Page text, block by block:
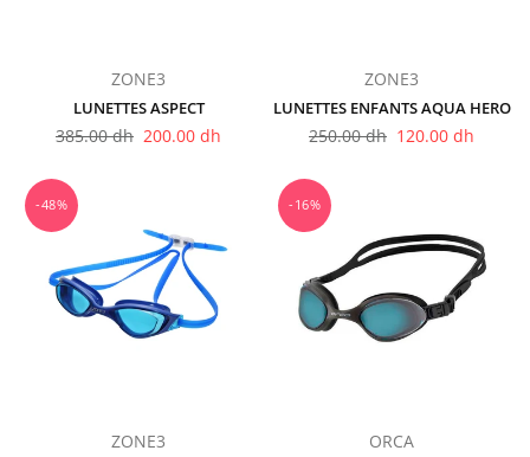
ZONE3
LUNETTES ASPECT
Prix
385.00 dh 200.00 dh
ZONE3
LUNETTES ENFANTS AQUA HERO
Prix
250.00 dh 120.00 dh
-48%
ZONE3
-16%
ORCA